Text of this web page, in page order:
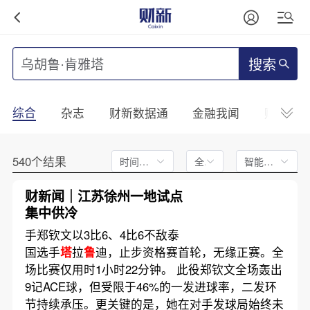
搜索
综合 杂志 财新数据通 金融我闻 财新
540个结果 时间不限 全文 智能排序
财新闻｜江苏徐州一地试点
集中供冷
手郑钦文以3比6、4比6不敌泰
国选手塔拉鲁迪，止步资格赛首轮，无缘正赛。全
场比赛仅用时1小时22分钟。 此役郑钦文全场轰出
9记ACE球，但受限于46%的一发进球率，二发环
节持续承压。更关键的是，她在对手发球局始终未